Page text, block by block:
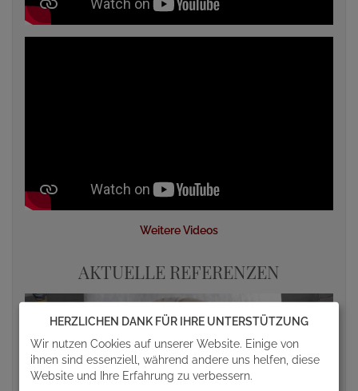
Weitere Videos
AKTUELLE REFERENZEN
HERZLICHEN DANK FÜR IHRE UNTERSTÜTZUNG
Wir nutzen Cookies auf unserer Website. Einige von
ihnen sind essenziell, während andere uns helfen, diese
Website und Ihre Erfahrung zu verbessern.